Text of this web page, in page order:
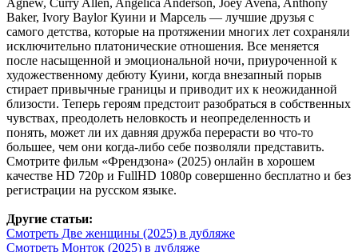
Baker, Ivory Baylor Куини и Марсель — лучшие друзья с
самого детства, которые на протяжении многих лет сохраняли
исключительно платонические отношения. Все меняется
после насыщенной и эмоциональной ночи, приуроченной к
художественному дебюту Куини, когда внезапный порыв
стирает привычные границы и приводит их к неожиданной
близости. Теперь героям предстоит разобраться в собственных
чувствах, преодолеть неловкость и неопределенность и
понять, может ли их давняя дружба перерасти во что-то
большее, чем они когда-либо себе позволяли представить.
Смотрите фильм «Френдзона» (2025) онлайн в хорошем
качестве HD 720p и FullHD 1080p совершенно бесплатно и без
регистрации на русском языке.
Другие статьи:
Смотреть Две женщины (2025) в дубляже
Смотреть Монток (2025) в дубляже